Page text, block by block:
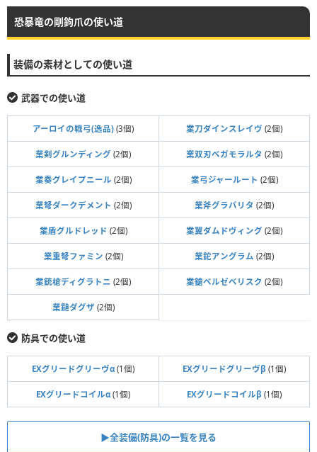
恐暴竜の剛鉤爪の使い道
装備の素材としての使い道
武器での使い道
アーロイの戦弓(逸品) (3個) 業刀ダインスレイヴ (2個)
業剣グルンディング (2個) 業双刃ベガモラルタ (2個)
業奏グレイプニール (2個) 業弓ジャールート (2個)
業弩ダークデメント (2個) 業斧グラバリタ (2個)
業盾グルドレッド (2個) 業翼ダムドヴィング (2個)
業重弩ファミン (2個) 業鉈アングラム (2個)
業銃槍ディグラトニ (2個) 業鎗ベルゼベリスク (2個)
業鎚ダグザ (2個)
防具での使い道
EXグリードグリーヴα (1個) EXグリードグリーヴβ (1個)
EXグリードコイルα (1個) EXグリードコイルβ (1個)
▶全装備(防具)の一覧を見る